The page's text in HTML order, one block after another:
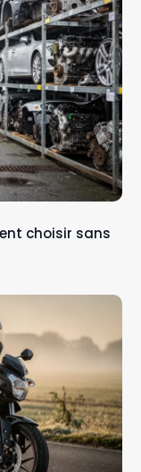
choisir sans